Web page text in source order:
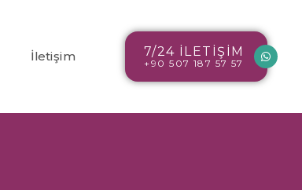
İletişim 7/24 İLETİŞİM
+90 507 187 57 57